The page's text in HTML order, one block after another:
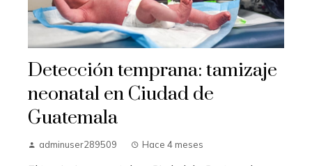
Detección temprana: tamizaje
neonatal en Ciudad de
Guatemala
adminuser289509 Hace 4 meses